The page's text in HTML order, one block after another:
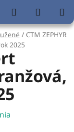
Hľadať
KOŠÍK
/ CTM ZEPHYR
2025